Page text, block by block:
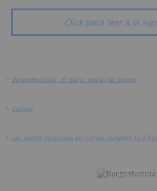
Click para leer a la
> BurgosNoticias - El diario digital de Burgos
> Cultura
> Las visitas nocturnas por Lerma cumplen su X